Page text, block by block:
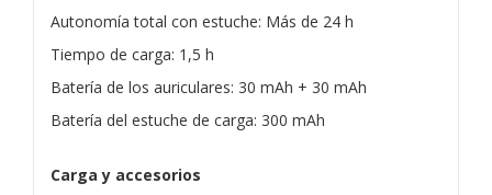
Autonomía total con estuche: Más de 24 h
Tiempo de carga: 1,5 h
Batería de los auriculares: 30 mAh + 30 mAh
Batería del estuche de carga: 300 mAh
Carga y accesorios